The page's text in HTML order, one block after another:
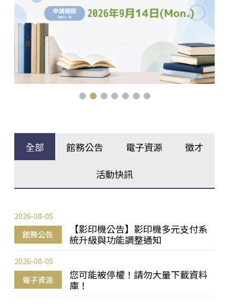
全部 館務公告 電子資源 徵才
活動快訊
館務公告
【影印機公告】影印機多元支付系
統升級與功能調整通知
2026-08-05
電子資源
您可能被停權！請勿大量下載資料
庫！
2026-08-05